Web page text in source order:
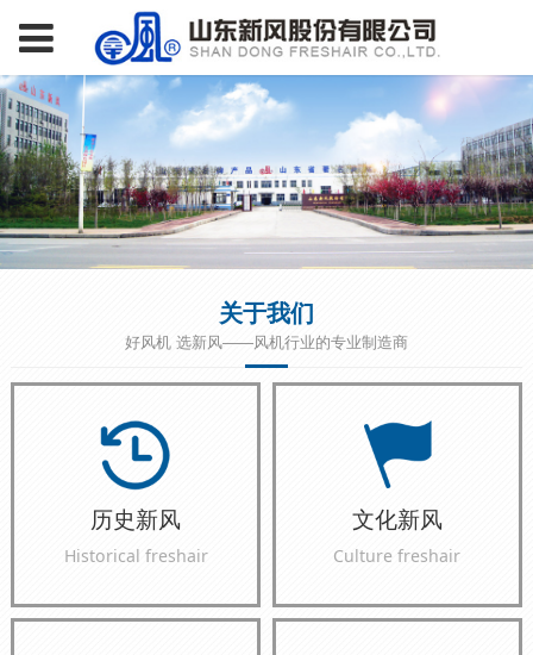
关于我们
好风机 选新风——风机行业的专业制造商
历史新风
Historical freshair
文化新风
Culture freshair